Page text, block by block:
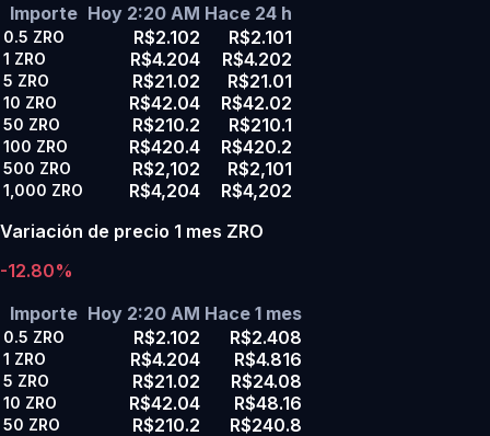
Importe Hoy 2:20 AM Hace 24 h
0.5 ZRO R$2.102 R$2.101
1 ZRO R$4.204 R$4.202
5 ZRO R$21.02 R$21.01
10 ZRO R$42.04 R$42.02
50 ZRO R$210.2 R$210.1
100 ZRO R$420.4 R$420.2
500 ZRO R$2,102 R$2,101
1,000 ZRO R$4,204
R$4,202
Variación de precio 1 mes ZRO
-12.80%
Importe Hoy 2:20 AM Hace 1 mes
0.5 ZRO R$2.102 R$2.408
1 ZRO R$4.204 R$4.816
5 ZRO R$21.02 R$24.08
10 ZRO R$42.04 R$48.16
50 ZRO R$210.2 R$240.8